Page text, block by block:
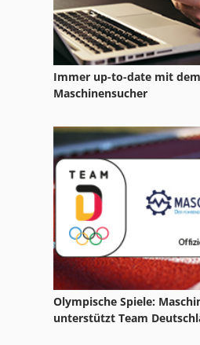
Immer up-to-date mit
Maschinensucher
Olympische Spiele:
unterstützt Team